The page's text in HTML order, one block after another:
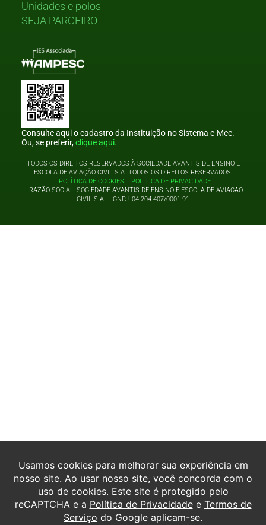
Unidades e polos
SEJA PARCEIRO
Consulte aqui o cadastro da Instituição no Sistema e-Mec.
Ou, se preferir,clique aqui.
TODOS OS DIREITOS RESERVADOS À SOCIEDADE AVANTIS DE ENSINO E
ESCOLA DE AVIAÇÃO CIVIL S.A. TODOS OS DIREITOS RESERVADOS.
POLÍTICA DE COOKIES.
POLÍTICA DE PRIVACIDADE.
RAZÃO SOCIAL: SOCIEDADE AVANTIS DE ENSINO E ESCOLA DE AVIACAO
CIVIL S.A. CNPJ: 04.204.407/0001-91
Fale Conosco!